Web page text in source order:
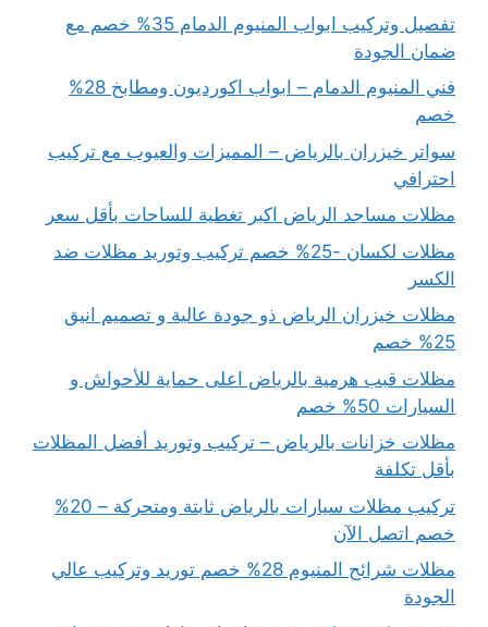
تفصيل وتركيب ابواب المنيوم الدمام 35% خصم مع
ضمان الجودة
فني المنيوم الدمام – ابواب اكورديون ومطابخ 28%
خصم
سواتر خيزران بالرياض – المميزات والعيوب مع تركيب
احترافي
مظلات مساجد الرياض اكبر تغطية للساحات بأقل سعر
مظلات لكسان -25% خصم تركيب وتوريد مظلات ضد
الكسر
مظلات خيزران الرياض ذو جودة عالية و تصميم انيق
25% خصم
مظلات قبب هرمية بالرياض اعلى حماية للأحواش و
السيارات 50% خصم
مظلات خزانات بالرياض – تركيب وتوريد أفضل المظلات
بأقل تكلفة
تركيب مظلات سيارات بالرياض ثابتة ومتحركة – 20%
خصم اتصل الآن
مظلات شرائح المنيوم 28% خصم توريد وتركيب عالي
الجودة